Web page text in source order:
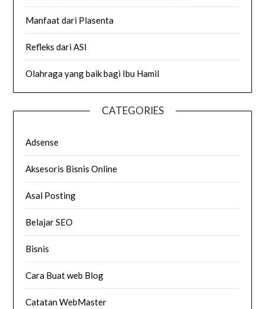
Manfaat dari Plasenta
Refleks dari ASI
Olahraga yang baik bagi Ibu Hamil
CATEGORIES
Adsense
Aksesoris Bisnis Online
Asal Posting
Belajar SEO
Bisnis
Cara Buat web Blog
Catatan WebMaster